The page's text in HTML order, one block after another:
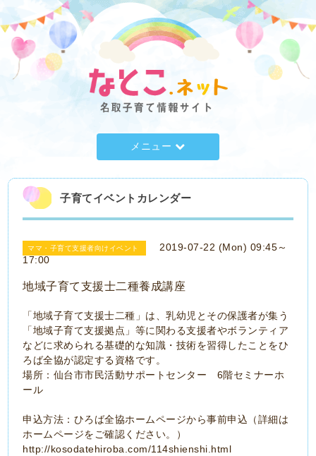
メニュー
子育てイベントカレンダー
ママ・子育て支援者向けイベント
2019-07-22 (Mon) 09:45～
17:00
地域子育て支援士二種養成講座
「地域子育て支援士二種」は、乳幼児とその保護者が集う
「地域子育て支援拠点」等に関わる支援者やボランティア
などに求められる基礎的な知識・技術を習得したことをひ
ろば全協が認定する資格です。
場所：仙台市市民活動サポートセンター 6階セミナーホ
ール
申込方法：ひろば全協ホームページから事前申込（詳細は
ホームページをご確認ください。）
http://kosodatehiroba.com/114shienshi.html